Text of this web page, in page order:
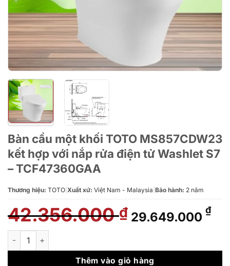
Bàn cầu một khối TOTO MS857CDW23
kết hợp với nắp rửa điện tử Washlet S7
– TCF47360GAA
Thương hiệu: TOTO Xuất xứ: Việt Nam - Malaysia Bảo hành: 2 năm
42.356.000₫ Giá
gốc
42.356.000 ₫.
29.649.000 ₫Giá
là:
Bàn cầu một khối TOTO MS857CDW23 kết hợp với nắp rửa
Thêm vào giỏ hàng